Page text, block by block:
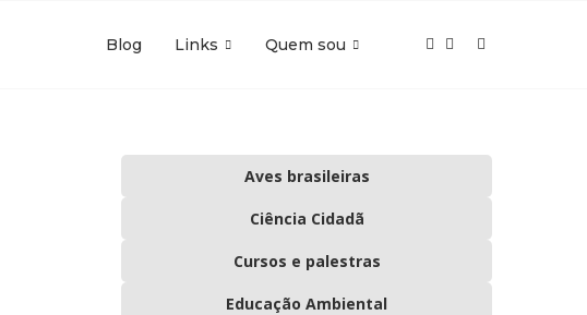
Blog Links Quem sou
Aves brasileiras
Ciência Cidadã
Cursos e palestras
Educação Ambiental